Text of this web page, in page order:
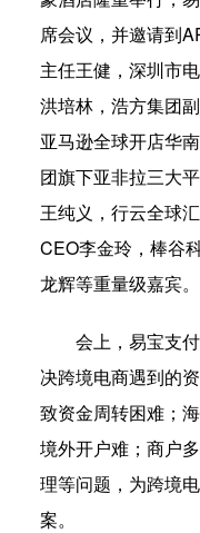
席会议，并邀请到
主任王健，深圳市
洪培林，浩方集团
亚马逊全球开店华
团旗下亚非拉三大
王纯义，行云全球
CEO李金玲，棒谷
龙辉等重量级嘉宾。
会上，易宝支
决跨境电商遇到的
致资金周转困难；
境外开户难；商户
理等问题，为跨境
案。